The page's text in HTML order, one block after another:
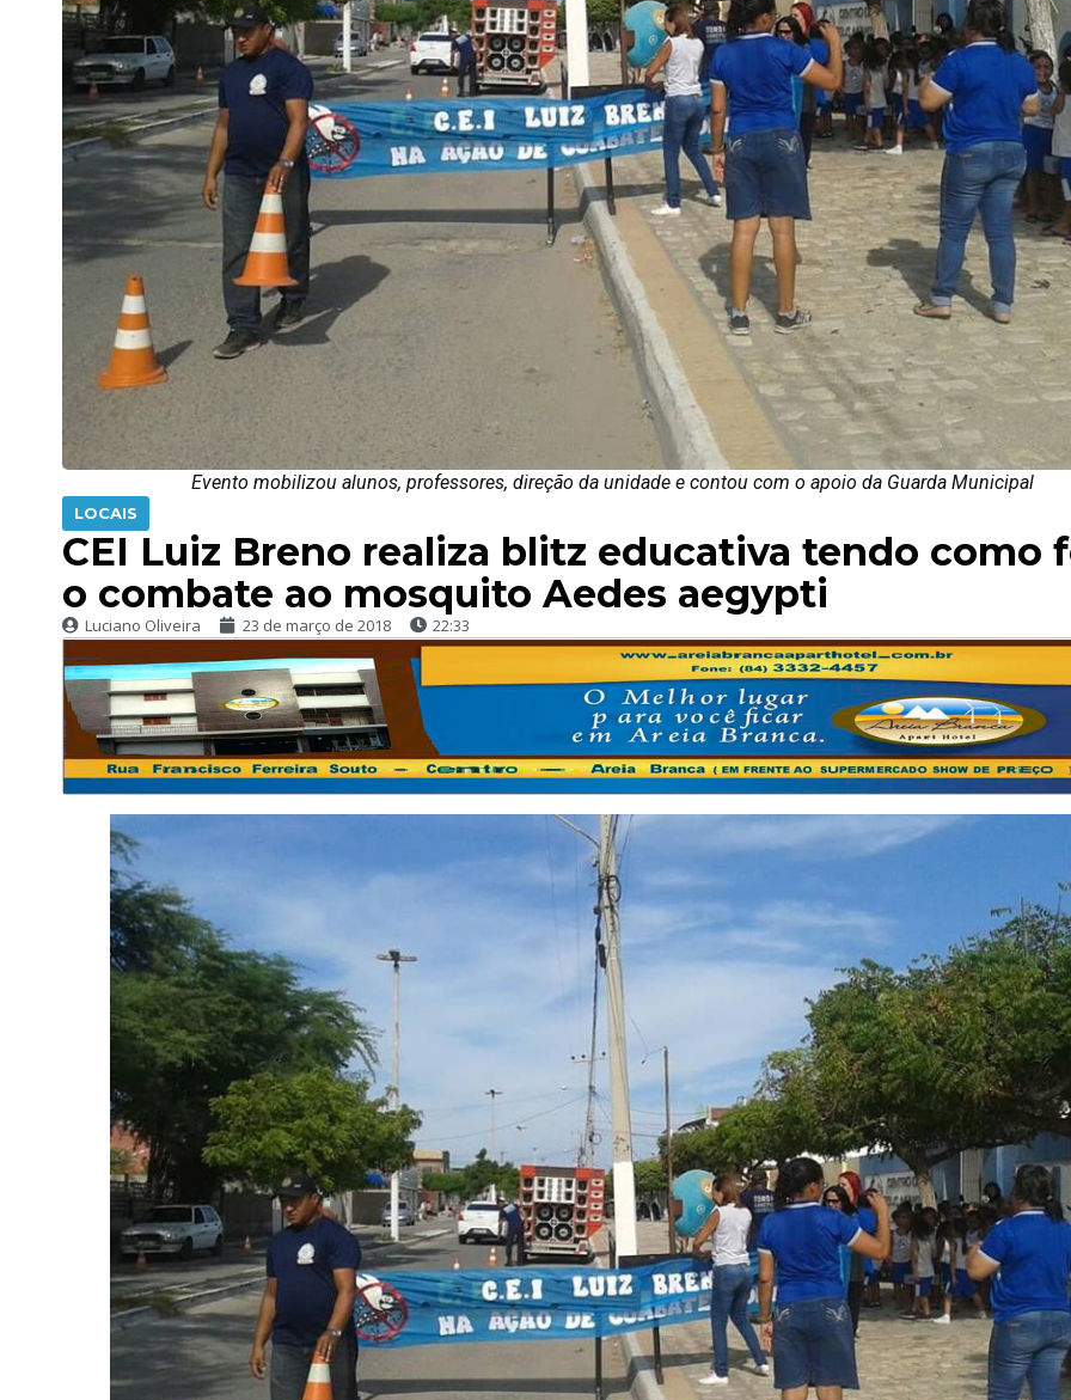
Evento mobilizou alunos, professores, direção da unidade e contou com o apoio da Guarda Municipal
LOCAIS
CEI Luiz Breno realiza blitz educativa tendo como
o combate ao mosquito Aedes aegypti
Luciano Oliveira 23 de março de 2018 22:33